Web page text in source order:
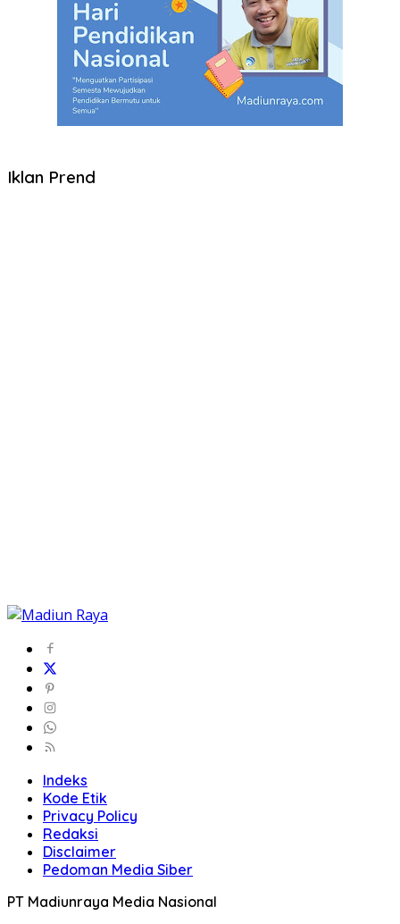
Iklan Prend
Indeks
Kode Etik
Privacy Policy
Redaksi
Disclaimer
Pedoman Media Siber
PT Madiunraya Media Nasional